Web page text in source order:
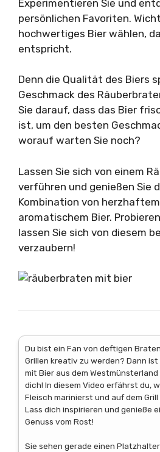
Experimentieren Sie und
persönlichen Favoriten.
hochwertiges Bier wählen,
entspricht.
Denn die Qualität des Biers
Geschmack des
Sie darauf, dass das Bier
ist, um den besten
worauf warten Sie noch?
Lassen Sie sich von einem
verführen und genießen Sie
Kombination von
aromatischem Bier.
lassen Sie sich von diesem
verzaubern!
Du bist ein Fan von deftigen
Grillen kreativ zu werden? Dann
mit Bier aus dem
dich! In diesem Video erfährst du,
Fleisch marinierst und auf dem
Lass dich inspirieren und genieße
Genuss vom Rost!
Sie sehen gerade einen